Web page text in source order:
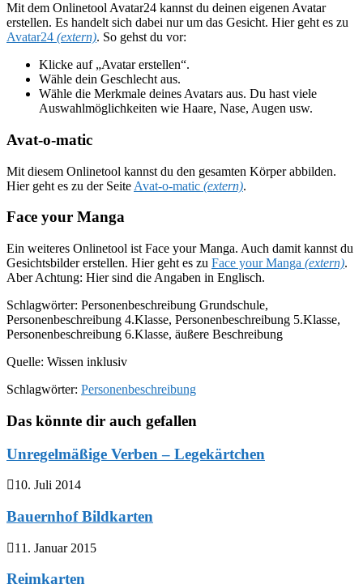
Mit dem Onlinetool Avatar24 kannst du deinen eigenen Avatar
erstellen. Es handelt sich dabei nur um das Gesicht. Hier geht es zu
Avatar24 (extern). So gehst du vor:
Klicke auf „Avatar erstellen“.
Wähle dein Geschlecht aus.
Wähle die Merkmale deines Avatars aus. Du hast viele
Auswahlmöglichkeiten wie Haare, Nase, Augen usw.
Avat-o-matic
Mit diesem Onlinetool kannst du den gesamten Körper abbilden.
Hier geht es zu der Seite Avat-o-matic (extern).
Face your Manga
Ein weiteres Onlinetool ist Face your Manga. Auch damit kannst du
Gesichtsbilder erstellen. Hier geht es zu Face your Manga (extern).
Aber Achtung: Hier sind die Angaben in Englisch.
Schlagwörter: Personenbeschreibung Grundschule,
Personenbeschreibung 4.Klasse, Personenbeschreibung 5.Klasse,
Personenbeschreibung 6.Klasse, äußere Beschreibung
Quelle: Wissen inklusiv
Schlagwörter: Personenbeschreibung
Das könnte dir auch gefallen
Unregelmäßige Verben – Legekärtchen
10. Juli 2014
Bauernhof Bildkarten
11. Januar 2015
Reimkarten